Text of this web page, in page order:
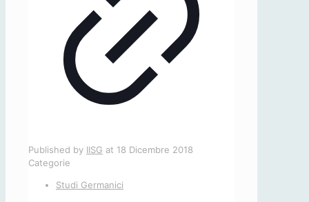
Published by IISG at 18 Dicembre 2018
Categorie
Studi Germanici